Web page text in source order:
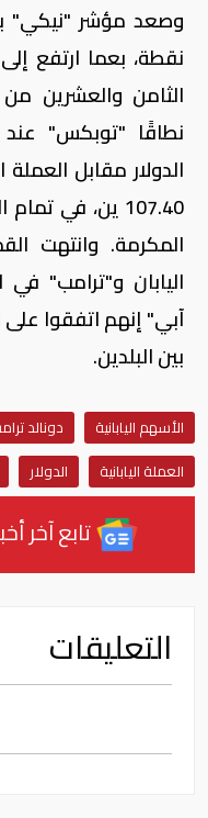
الثامن والعشرين من
المكرمة. وانتهت
اليابان و"ترامب" في
آبي" إنهم اتفقوا
بين البلدين.
الأسهم اليابانية دونالد
العملة اليابانية
الدولار
تابع آخر
التعليقات